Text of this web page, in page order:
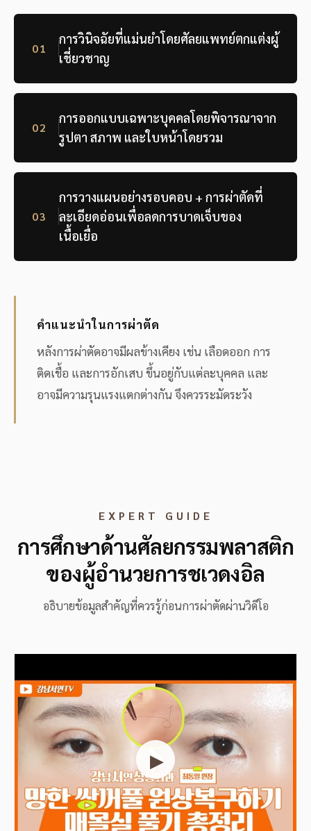
01
การวินิจฉัยที่แม่นยำโดยศัลยแพทย์ตกแต่งผู้
เชี่ยวชาญ
02
การออกแบบเฉพาะบุคคลโดยพิจารณาจาก
รูปตา สภาพ และใบหน้าโดยรวม
03
การวางแผนอย่างรอบคอบ + การผ่าตัดที่
ละเอียดอ่อนเพื่อลดการบาดเจ็บของ
เนื้อเยื่อ
คำแนะนำในการผ่าตัด
หลังการผ่าตัดอาจมีผลข้างเคียง เช่น เลือดออก การ
ติดเชื้อ และการอักเสบ ขึ้นอยู่กับแต่ละบุคคล และ
อาจมีความรุนแรงแตกต่างกัน จึงควรระมัดระวัง
EXPERT GUIDE
การศึกษาด้านศัลยกรรมพลาสติก
ของผู้อำนวยการชเวดงอิล
อธิบายข้อมูลสำคัญที่ควรรู้ก่อนการผ่าตัดผ่านวิดีโอ
▶